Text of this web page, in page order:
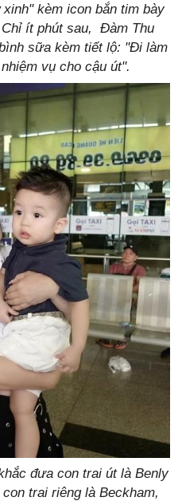
kèm icon bắn tim bày
ít phút sau, Đàm Thu
sữa kèm tiết lộ: "Đi làm
vụ cho cậu út".
đưa con trai út là Benly
trai riêng là Beckham,